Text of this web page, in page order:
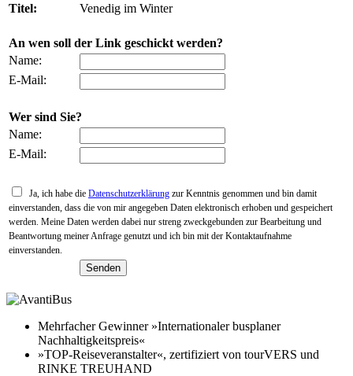
Titel: Venedig im Winter
An wen soll der Link geschickt werden?
Name:
E-Mail:
Wer sind Sie?
Name:
E-Mail:
Ja, ich habe die Datenschutzerklärung zur Kenntnis genommen und bin damit
einverstanden, dass die von mir angegeben Daten elektronisch erhoben und gespeichert
werden. Meine Daten werden dabei nur streng zweckgebunden zur Bearbeitung und
Beantwortung meiner Anfrage genutzt und ich bin mit der Kontaktaufnahme
einverstanden.
Mehrfacher Gewinner »Internationaler busplaner
Nachhaltigkeitspreis«
»TOP-Reiseveranstalter«, zertifiziert von tourVERS und
RINKE TREUHAND